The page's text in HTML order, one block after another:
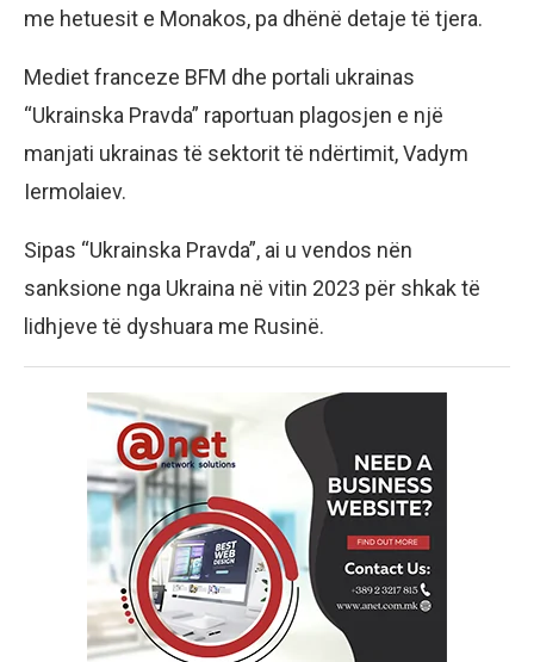
me hetuesit e Monakos, pa dhënë detaje të tjera.
Mediet franceze BFM dhe portali ukrainas
“Ukrainska Pravda” raportuan plagosjen e një
manjati ukrainas të sektorit të ndërtimit, Vadym
Iermolaiev.
Sipas “Ukrainska Pravda”, ai u vendos nën
sanksione nga Ukraina në vitin 2023 për shkak të
lidhjeve të dyshuara me Rusinë.